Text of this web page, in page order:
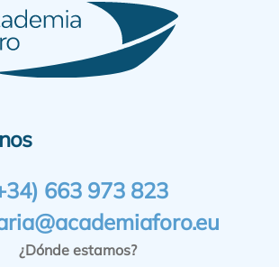
663 973 823
¿Dónde estamos?